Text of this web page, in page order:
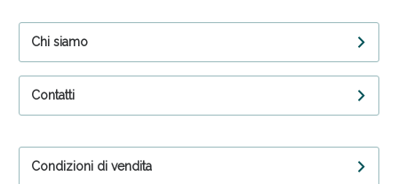
Chi siamo
Contatti
Condizioni di vendita